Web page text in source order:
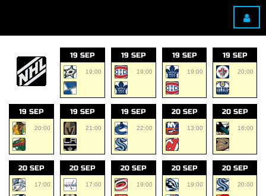
19 SEP
19:00
19 SEP
19:00
19 SEP
19:00
19 SEP
20:00
19 SEP
20:00
19 SEP
21:00
19 SEP
22:00
20 SEP
13:00
20 SEP
16:00
20 SEP
17:00
20 SEP
17:00
20 SEP
19:00
20 SEP
19:00
20 SEP
20:00